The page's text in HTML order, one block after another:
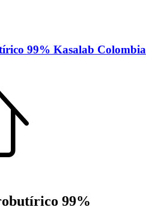
99% Kasalab Colombia
99%